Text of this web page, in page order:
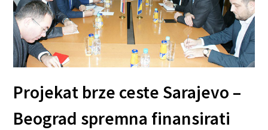
Projekat brze ceste Sarajevo –
Beograd spremna finansirati